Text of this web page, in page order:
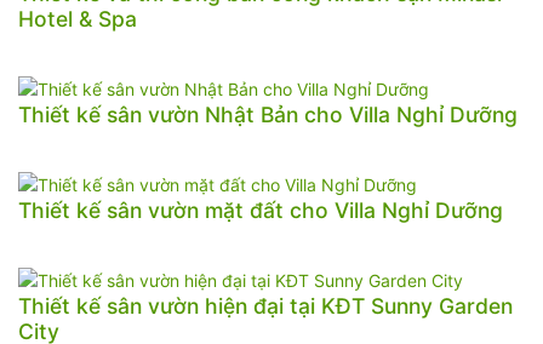
Hotel & Spa
Thiết kế sân vườn Nhật Bản cho Villa Nghỉ Dưỡng
Thiết kế sân vườn mặt đất cho Villa Nghỉ Dưỡng
Thiết kế sân vườn hiện đại tại KĐT Sunny Garden
City